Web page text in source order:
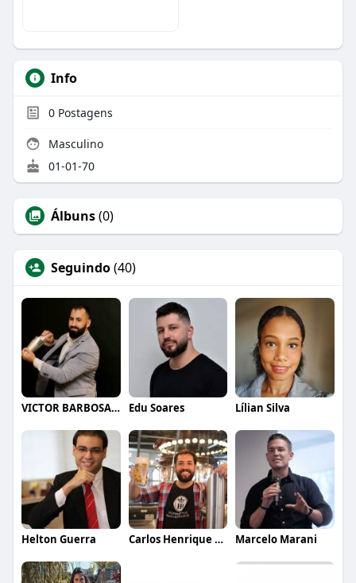
Info
0Postagens
Masculino
01-01-70
Álbuns(0)
Seguindo(40)
VICTOR BARBOSA QUARANTA Edu Soares Lílian Silva
Helton Guerra Carlos Henrique de Faria Vasconcelos Marcelo Marani